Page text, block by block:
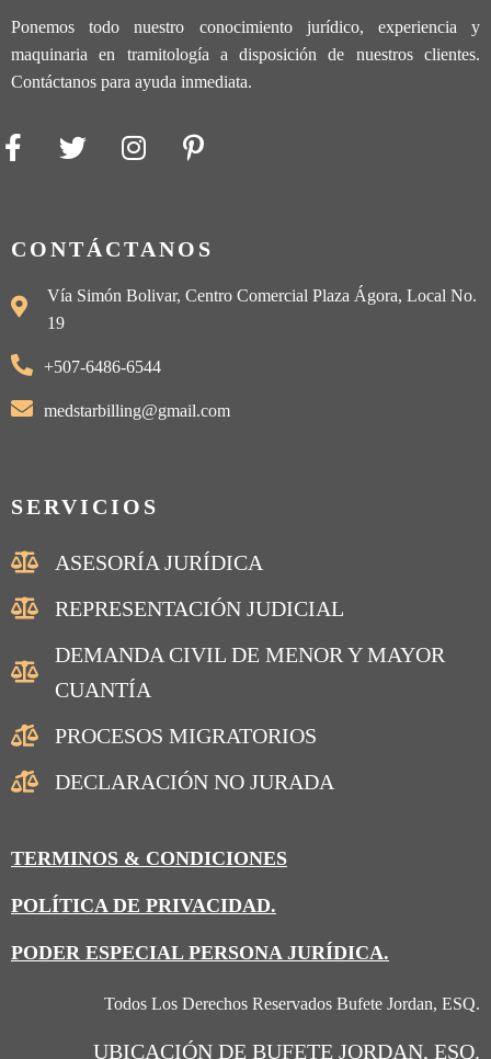
Ponemos todo nuestro conocimiento jurídico, experiencia y
maquinaria en tramitología a disposición de nuestros clientes.
Contáctanos para ayuda inmediata.
CONTÁCTANOS
Vía Simón Bolivar, Centro Comercial Plaza Ágora, Local No.
19
+507-6486-6544
medstarbilling@gmail.com
SERVICIOS
ASESORÍA JURÍDICA
REPRESENTACIÓN JUDICIAL
DEMANDA CIVIL DE MENOR Y MAYOR
CUANTÍA
PROCESOS MIGRATORIOS
DECLARACIÓN NO JURADA
TERMINOS & CONDICIONES
POLÍTICA DE PRIVACIDAD.
PODER ESPECIAL PERSONA JURÍDICA.
Todos Los Derechos Reservados Bufete Jordan, ESQ.
UBICACIÓN DE BUFETE JORDAN, ESQ.